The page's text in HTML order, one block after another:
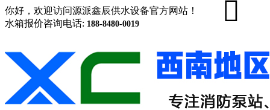
你好，欢迎访问源派鑫辰供水设备官方网站！
水箱报价咨询电话: 188-8480-0019